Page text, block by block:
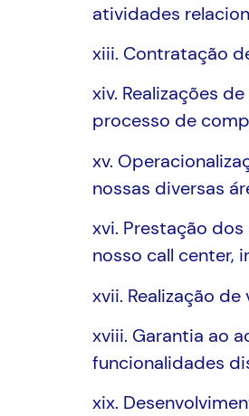
atividades
xiii. Contratação
xiv. Realizações
processo de
xv.
nossas diversas
xvi. Prestação
nosso call center,
xvii. Realização
xviii. Garantia ao
funcionalidades
xix.